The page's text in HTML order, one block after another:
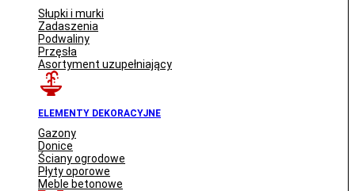
Słupki i murki
Zadaszenia
Podwaliny
Przęsła
Asortyment uzupełniający
ELEMENTY DEKORACYJNE
Gazony
Donice
Ściany ogrodowe
Płyty oporowe
Meble betonowe